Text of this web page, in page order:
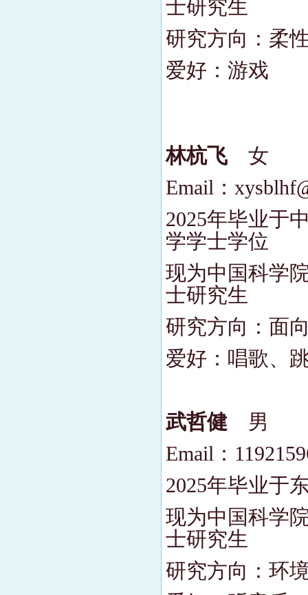
士研究生
研究方向：柔
爱好：游戏
林杭飞 女
Email：
2025年毕业于
学学士学位
现为中国科学
士研究生
研究方向：面
爱好：唱歌、
武哲健 男
Email：
2025年毕业于
现为中国科学
士研究生
研究方向：环